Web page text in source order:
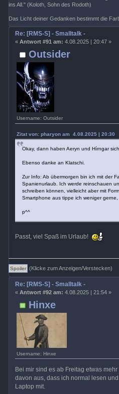
ins All." (Koloth, Sohn des Rodoth)
Das Licht deiner Gedanken bestimmt die
Outsider
Username: Outsider
Re: [RMS-S] - Smalltalk -
« Antwort #91 am: 4.08.2025 | 20:47 »
Zitat von: pharyon am 4.08.2025 | 20:30
Okay, dann haben Aeryn und Hírngar
Ebenso danke an Klatschi.
Zur Info: Ab übermorgen bin ich mit der
Spanienurlaub. Ich werde reinschauen
schreiben können, vielleicht aber mit
Smartphone aus tippe ich weniger gerne,
p^^
Passt, viel Spaß im Urlaub!
(Klicke zum Anzeigen/Verstecken)
Hinxe
Username: Hinxe
Re: [RMS-S] - Smalltalk -
« Antwort #92 am: 4.08.2025 | 21:54 »
Bei mir sind es ab Freitag etwas
davon aus, dass ich normal lesen
Laptop mit.